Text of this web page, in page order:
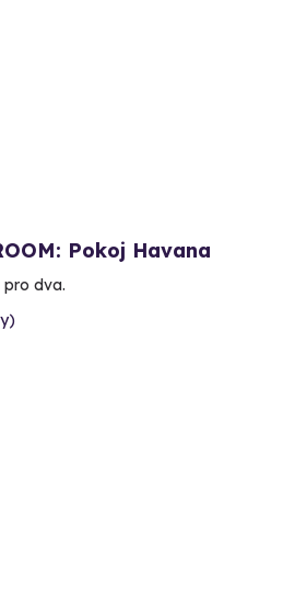
Pokoj Havana
pro dva.